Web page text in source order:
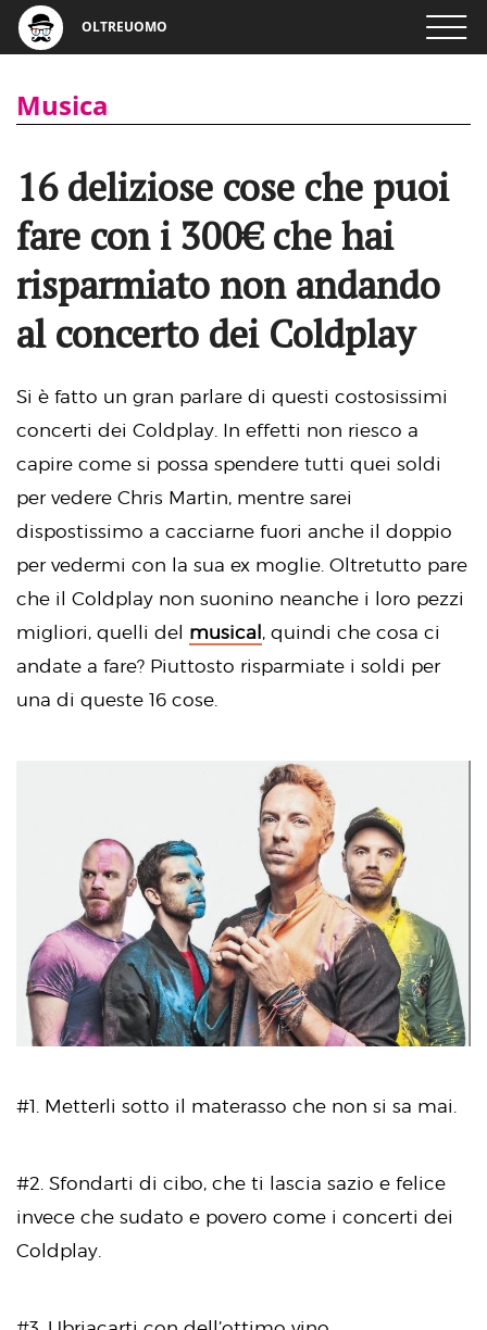
OLTREUOMO
Musica
16 deliziose cose che puoi
fare con i 300€ che hai
risparmiato non andando
al concerto dei Coldplay
Si è fatto un gran parlare di questi costosissimi
concerti dei Coldplay. In effetti non riesco a
capire come si possa spendere tutti quei soldi
per vedere Chris Martin, mentre sarei
dispostissimo a cacciarne fuori anche il doppio
per vedermi con la sua ex moglie. Oltretutto pare
che il Coldplay non suonino neanche i loro pezzi
migliori, quelli del musical , quindi che cosa ci
andate a fare? Piuttosto risparmiate i soldi per
una di queste 16 cose.
#1. Metterli sotto il materasso che non si sa mai.
#2. Sfondarti di cibo, che ti lascia sazio e felice
invece che sudato e povero come i concerti dei
Coldplay.